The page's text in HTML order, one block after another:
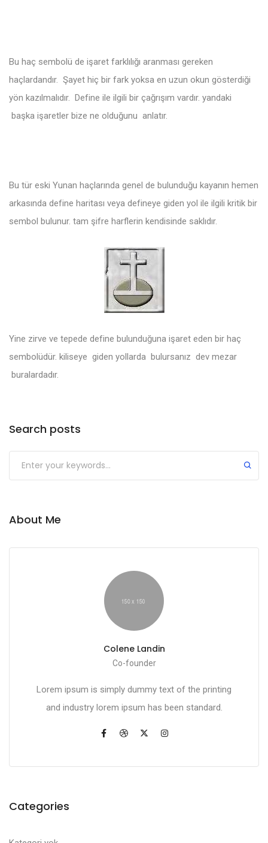
Bu haç sembolü de işaret farklılığı aranması gereken
haçlardandır. Şayet hiç bir fark yoksa en uzun okun gösterdiği
yön kazılmalıdır. Define ile ilgili bir çağrışım vardır. yandaki
başka işaretler bize ne olduğunu anlatır.
Bu tür eski Yunan haçlarında genel de bulunduğu kayanın hemen
arkasında define haritası veya defineye giden yol ile ilgili kritik bir
sembol bulunur. tam şifre harflerin kendisinde saklıdır.
Yine zirve ve tepede define bulunduğuna işaret eden bir haç
sembolüdür. kiliseye giden yollarda bulursanız dev mezar
buralardadır.
Search posts
About Me
Colene Landin
Co-founder
Lorem ipsum is simply dummy text of the printing
and industry lorem ipsum has been standard.
Categories